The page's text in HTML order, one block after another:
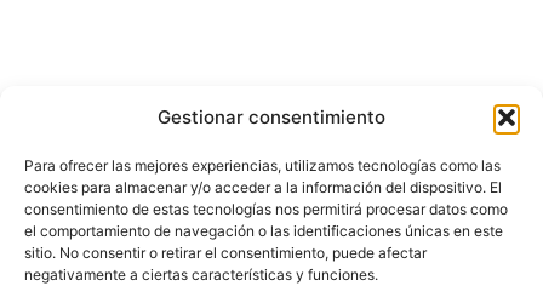
Gestionar consentimiento
Para ofrecer las mejores experiencias, utilizamos tecnologías como las
cookies para almacenar y/o acceder a la información del dispositivo. El
consentimiento de estas tecnologías nos permitirá procesar datos como
el comportamiento de navegación o las identificaciones únicas en este
sitio. No consentir o retirar el consentimiento, puede afectar
negativamente a ciertas características y funciones.